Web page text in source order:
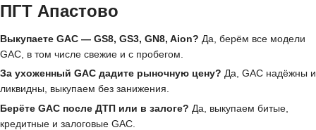
ПГТ Апастово
Выкупаете GAC — GS8, GS3, GN8, Aion? Да, берём все модели
GAC, в том числе свежие и с пробегом.
За ухоженный GAC дадите рыночную цену? Да, GAC надёжны и
ликвидны, выкупаем без занижения.
Берёте GAC после ДТП или в залоге? Да, выкупаем битые,
кредитные и залоговые GAC.